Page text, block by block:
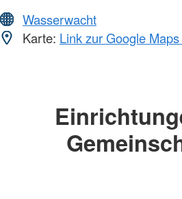
Wasserwacht
Karte: Link zur Google